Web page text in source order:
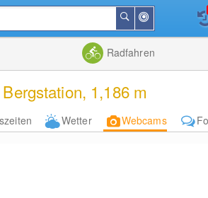
der
Suchen
Radfahren
1,186 m
Wetter Webcams